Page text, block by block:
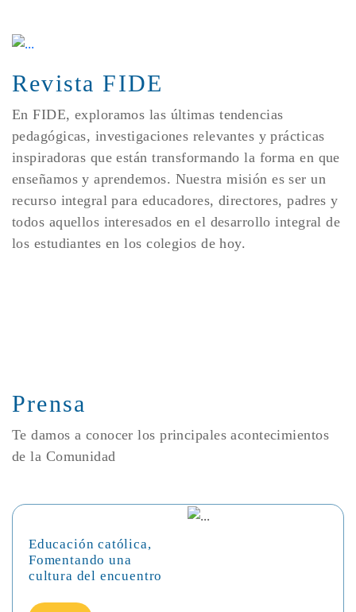
Revista FIDE
En FIDE, exploramos las últimas tendencias
pedagógicas, investigaciones relevantes y prácticas
inspiradoras que están transformando la forma en que
enseñamos y aprendemos. Nuestra misión es ser un
recurso integral para educadores, directores, padres y
todos aquellos interesados en el desarrollo integral de
los estudiantes en los colegios de hoy.
Prensa
Te damos a conocer los principales acontecimientos
de la Comunidad
Educación católica,
Fomentando una
cultura del encuentro